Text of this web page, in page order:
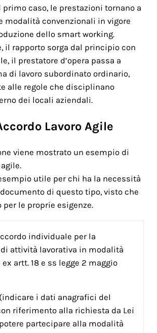
primo caso, le prestazioni tornano a
modalità convenzionali in vigore
dello smart working.
il rapporto sorga dal principio con
il prestatore d’opera passa a
di lavoro subordinato ordinario,
alle regole che disciplinano
dei locali aziendali.
Lavoro Agile
viene mostrato un esempio di
utile per chi ha la necessità
di questo tipo, visto che
le proprie esigenze.
individuale per la
attività lavorativa in modalità
ex artt. 18 e ss legge 2 maggio
(indicare i dati anagrafici del
riferimento alla richiesta da Lei
partecipare alla modalità